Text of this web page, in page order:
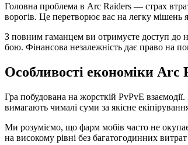
Головна проблема в Arc Raiders — страх
ворогів. Це перетворює вас на легку мішень
З повним гаманцем ви отримуєте доступ до
бою. Фінансова незалежність дає право на
Особливості економіки Arc
Гра побудована на жорсткій PvPvE
вимагають чималі суми за якісне
Ми розуміємо, що фарм мобів часто не
на високому рівні без багатогодинних